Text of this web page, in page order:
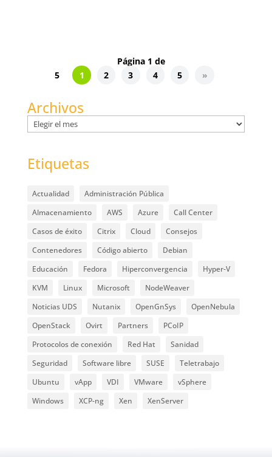
Página 1 de
5
1 2 3 4 5 »
Archivos
Archivos
Etiquetas
Actualidad
Administración Pública
Almacenamiento
AWS Azure
Call Center
Casos de éxito
Citrix Cloud
Consejos
Contenedores
Código abierto
Debian
Educación
Fedora Hiperconvergencia
Hyper-V
KVM
Linux Microsoft
NodeWeaver
Noticias UDS
Nutanix OpenGnSys
OpenNebula
OpenStack
Ovirt Partners
PCoIP
Protocolos de conexión
Red Hat
Sanidad
Seguridad
Software libre SUSE
Teletrabajo
Ubuntu
vApp VDI VMware
vSphere
Windows
XCP-ng Xen XenServer